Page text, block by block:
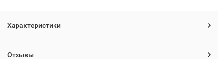
Характеристики
Отзывы